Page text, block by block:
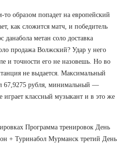
то образом попадет на европейский
как сложится матч, и победитель
данабола метан соло доставка
продажа Волжский? Удар у него
и точности его не назовешь. Но во
не выдается. Максимальный
67,9275 рубля, минимальный —
играет классный музыкант и в это же
Программа тренировок День
+ Туринабол Мурманск третий День